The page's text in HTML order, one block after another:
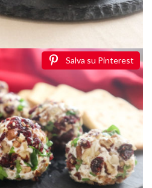
Salva su Pinterest